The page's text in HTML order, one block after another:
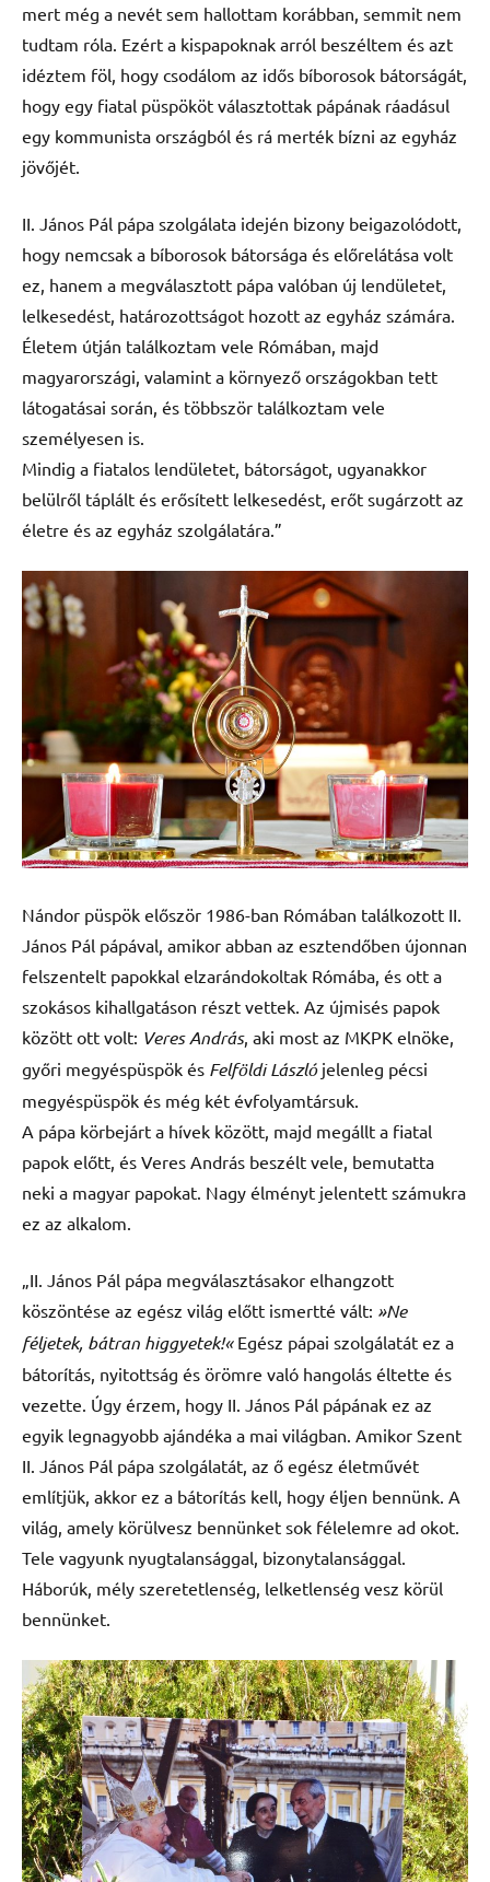
mert még a nevét sem hallottam korábban, semmit nem
tudtam róla. Ezért a kispapoknak arról beszéltem és azt
idéztem föl, hogy csodálom az idős bíborosok bátorságát,
hogy egy fiatal püspököt választottak pápának ráadásul
egy kommunista országból és rá merték bízni az egyház
jövőjét.
II. János Pál pápa szolgálata idején bizony beigazolódott,
hogy nemcsak a bíborosok bátorsága és előrelátása volt
ez, hanem a megválasztott pápa valóban új lendületet,
lelkesedést, határozottságot hozott az egyház számára.
Életem útján találkoztam vele Rómában, majd
magyarországi, valamint a környező országokban tett
látogatásai során, és többször találkoztam vele
személyesen is.
Mindig a fiatalos lendületet, bátorságot, ugyanakkor
belülről táplált és erősített lelkesedést, erőt sugárzott az
életre és az egyház szolgálatára.”
Nándor püspök először 1986-ban Rómában találkozott II.
János Pál pápával, amikor abban az esztendőben újonnan
felszentelt papokkal elzarándokoltak Rómába, és ott a
szokásos kihallgatáson részt vettek. Az újmisés papok
között ott volt: Veres András, aki most az MKPK elnöke,
győri megyéspüspök és Felföldi Lászlójelenleg pécsi
megyéspüspök és még két évfolyamtársuk.
A pápa körbejárt a hívek között, majd megállt a fiatal
papok előtt, és Veres András beszélt vele, bemutatta
neki a magyar papokat. Nagy élményt jelentett számukra
ez az alkalom.
„II. János Pál pápa megválasztásakor elhangzott
köszöntése az egész világ előtt ismertté vált: »Ne
féljetek, bátran higgyetek!«Egész pápai szolgálatát ez a
bátorítás, nyitottság és örömre való hangolás éltette és
vezette. Úgy érzem, hogy II. János Pál pápának ez az
egyik legnagyobb ajándéka a mai világban. Amikor Szent
II. János Pál pápa szolgálatát, az ő egész életművét
említjük, akkor ez a bátorítás kell, hogy éljen bennünk. A
világ, amely körülvesz bennünket sok félelemre ad okot.
Tele vagyunk nyugtalansággal, bizonytalansággal.
Háborúk, mély szeretetlenség, lelketlenség vesz körül
bennünket.